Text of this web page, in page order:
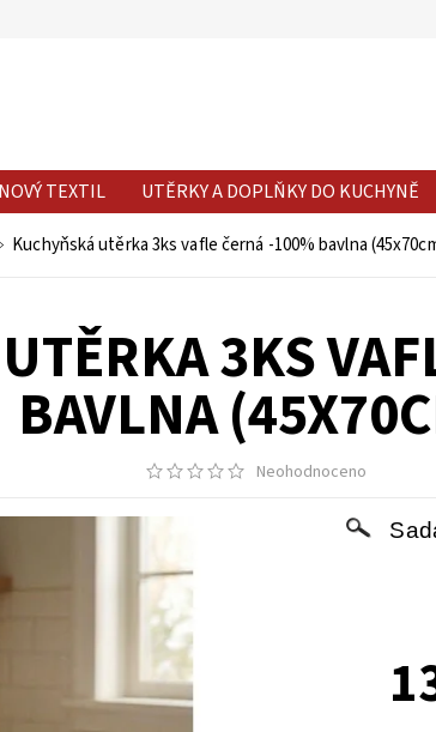
TEXTIL UTĚRKY A DOPLŇKY DO KUCHYNĚ
Kuchyňská utěrka 3ks vafle černá -100% bavlna
3KS
BAVLNA
Neohodnoceno